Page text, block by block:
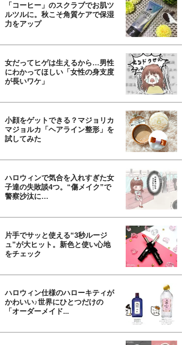
「コーヒー」のスクラブでお肌ツ
ルツルに。秋こそ角質ケアで保湿
力をアップ
女だってヒゲは生えるから…男性
にわかってほしい「女性の身支度
が長いワケ」
小顔をゲットできる？マジョリカ
マジョルカ「ヘアライン整形」を
試してみた
ハロウィンで気合を入れすぎた女
子達の失敗談4つ。“傷メイク”で
警察沙汰に…
片手でサッと使える“3秒ルージ
ュ”が大ヒット。新色と使い心地
をチェック
ハロウィン仕様のハローキティが
かわいい♪世界にひとつだけの
「オーダーメイド...